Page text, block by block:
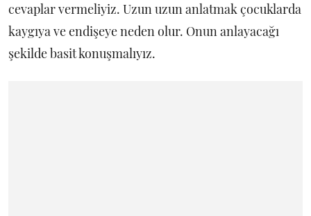
cevaplar vermeliyiz. Uzun uzun anlatmak çocuklarda
kaygıya ve endişeye neden olur. Onun anlayacağı
şekilde basit konuşmalıyız.